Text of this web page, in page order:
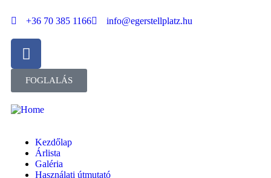
+36 70 385 1166 info@egerstellplatz.hu
FOGLALÁS
Kezdőlap
Árlista
Galéria
Használati útmutató